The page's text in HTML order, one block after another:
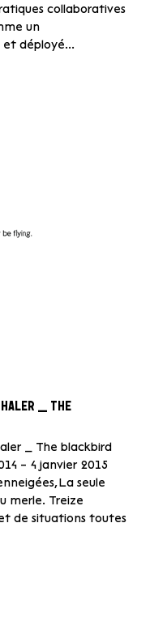
collaboratives
un
déployé...
_ THE
_ The blackbird
– 4 janvier 2015
seule
merle. Treize
de situations toutes